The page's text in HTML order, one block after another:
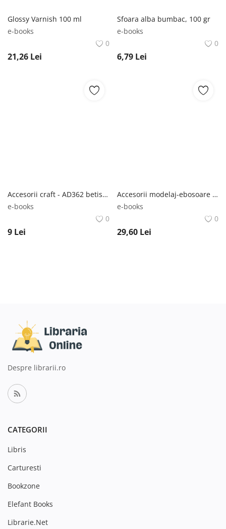
Glossy Varnish 100 ml
e-books
0
21,26 Lei
Sfoara alba bumbac, 100 gr
e-books
0
6,79 Lei
Accesorii craft - AD362 betisoare de-nghetata colorate DACO
e-books
0
9 Lei
Accesorii modelaj-ebosoare set 6 Daco AA003
e-books
0
29,60 Lei
Despre librarii.ro
CATEGORII
Libris
Carturesti
Bookzone
Elefant Books
Librarie.Net